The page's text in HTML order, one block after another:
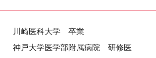
川崎医科大学 卒業
神戸大学医学部附属病院 研修医